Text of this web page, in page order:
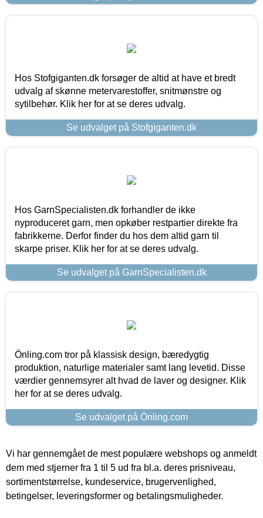
Hos Stofgiganten.dk forsøger de altid at have et bredt
udvalg af skønne metervarestoffer, snitmønstre og
sytilbehør. Klik her for at se deres udvalg.
Se udvalget på Stofgiganten.dk
Hos GarnSpecialisten.dk forhandler de ikke
nyproduceret garn, men opkøber restpartier direkte fra
fabrikkerne. Derfor finder du hos dem altid garn til
skarpe priser. Klik her for at se deres udvalg.
Se udvalget på GarnSpecialisten.dk
Önling.com tror på klassisk design, bæredygtig
produktion, naturlige materialer samt lang levetid. Disse
værdier gennemsyrer alt hvad de laver og designer. Klik
her for at se deres udvalg.
Se udvalget på Önling.com
Vi har gennemgået de mest populære webshops og anmeldt
dem med stjerner fra 1 til 5 ud fra bl.a. deres prisniveau,
sortimentstørrelse, kundeservice, brugervenlighed,
betingelser, leveringsformer og betalingsmuligheder.